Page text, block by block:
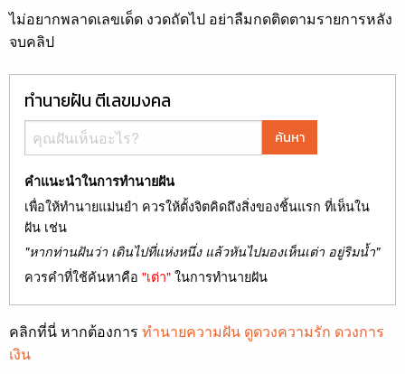
ไม่อยากพลาดเลขเด็ด งวดถัดไป อย่าลืมกดติดตามรายการหลัง
จบคลิป
ทำนายฝัน ตีเลขมงคล
ค้นหา
คำแนะนำในการทำนายฝัน
เพื่อให้ทำนายแม่นยำ ควรให้ตั้งจิตคิดถึงสิ่งของชิ้นแรก ที่เห็นใน
ฝัน เช่น
"หากท่านฝันว่า เดินไปที่แห่งหนึ่ง แล้วหันไปมองเห็นเต่า อยู่ริมน้ำ"
ควรคำที่ใช้ค้นหาคือ "เต่า"ในการทำนายฝัน
คลิกที่นี่ หากต้องการ ทำนายความฝัน ดูดวงความรัก ดวงการ
เงิน